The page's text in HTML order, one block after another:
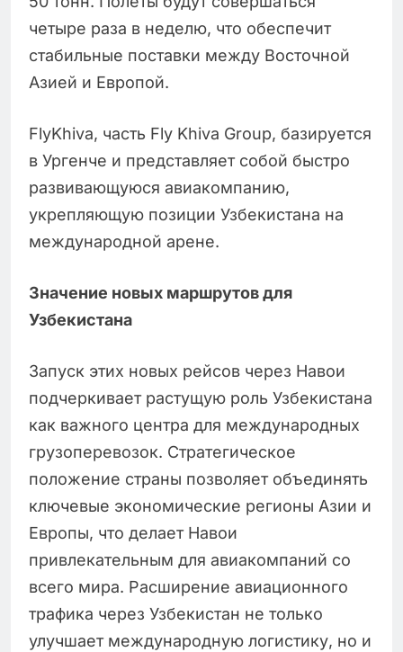
четыре раза в неделю, что обеспечит
стабильные поставки между Восточной
Азией и Европой.
FlyKhiva, часть Fly Khiva Group, базируется
в Ургенче и представляет собой быстро
развивающуюся авиакомпанию,
укрепляющую позиции Узбекистана на
международной арене.
Значение новых маршрутов для
Узбекистана
Запуск этих новых рейсов через Навои
подчеркивает растущую роль Узбекистана
как важного центра для международных
грузоперевозок. Стратегическое
положение страны позволяет объединять
ключевые экономические регионы Азии и
Европы, что делает Навои
привлекательным для авиакомпаний со
всего мира. Расширение авиационного
трафика через Узбекистан не только
улучшает международную логистику, но и